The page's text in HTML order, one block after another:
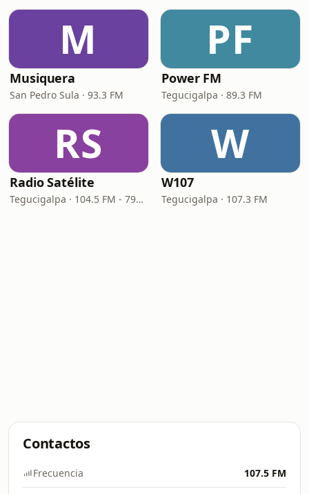
M
Musiquera
San Pedro Sula · 93.3 FM
PF
Power FM
Tegucigalpa · 89.3 FM
RS
Radio Satélite
Tegucigalpa · 104.5 FM - 790 AM
W
W107
Tegucigalpa · 107.3 FM
Contactos
Frecuencia 107.5 FM